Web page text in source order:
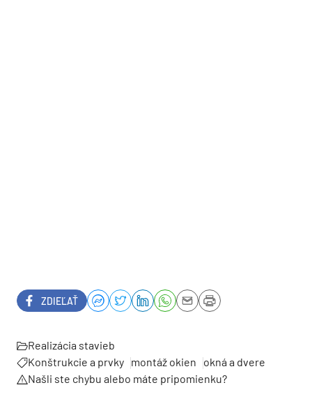
ZDIEĽAŤ
Realizácia stavieb
Konštrukcie a prvky montáž okien
okná a dvere
Našli ste chybu alebo máte pripomienku?